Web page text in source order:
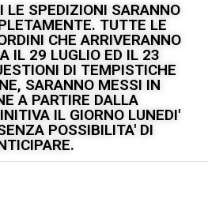
LE SPEDIZIONI SARANNO
TUTTE LE
CHE ARRIVERANNO
IL 29 LUGLIO ED IL 23
DI TEMPISTICHE
SARANNO MESSI IN
A PARTIRE DALLA
IL GIORNO LUNEDI'
POSSIBILITA' DI